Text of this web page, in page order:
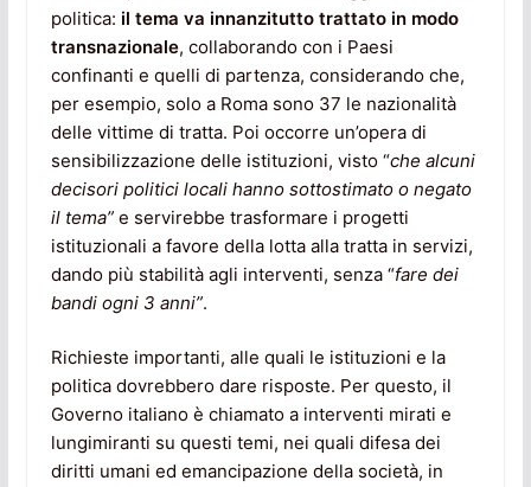
politica: il tema va innanzitutto trattato in modo
transnazionale, collaborando con i Paesi
confinanti e quelli di partenza, considerando che,
per esempio, solo a Roma sono 37 le nazionalità
delle vittime di tratta. Poi occorre un’opera di
sensibilizzazione delle istituzioni, visto “che alcuni
decisori politici locali hanno sottostimato o negato
il tema” e servirebbe trasformare i progetti
istituzionali a favore della lotta alla tratta in servizi,
dando più stabilità agli interventi, senza “fare dei
bandi ogni 3 anni”.
Richieste importanti, alle quali le istituzioni e la
politica dovrebbero dare risposte. Per questo, il
Governo italiano è chiamato a interventi mirati e
lungimiranti su questi temi, nei quali difesa dei
diritti umani ed emancipazione della società, in